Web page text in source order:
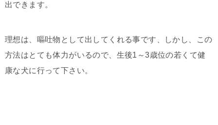
出できます。
理想は、嘔吐物として出してくれる事です、しかし、この
方法はとても体力がいるので、生後1～3歳位の若くて健
康な犬に行って下さい。